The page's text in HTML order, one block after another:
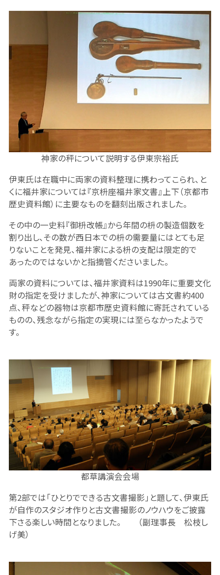
神家の秤について説明する伊東宗裕氏
伊東氏は在職中に両家の資料整理に携わってこられ、と
くに福井家については『京枡座福井家文書』上下（京都市
歴史資料館）に主要なものを翻刻出版されました。
その中の一史料『御枡改帳』から年間の枡の製造個数を
割り出し、その数が西日本での枡の需要量にはとても足
りないことを発見、福井家による枡の支配は限定的で
あったのではないかと指摘管くださいました。
両家の資料については、福井家資料は1990年に重要文化
財の指定を受けましたが、神家については古文書約400
点、秤などの器物は京都市歴史資料館に寄託されている
ものの、残念ながら指定の実現には至らなかったようで
す。
都草講演会会場
第2部では「ひとりでできる古文書撮影」と題して、伊東氏
が自作のスタジオ作りと古文書撮影のノウハウをご披露
下さる楽しい時間となりました。 （副理事長 松枝し
げ美）